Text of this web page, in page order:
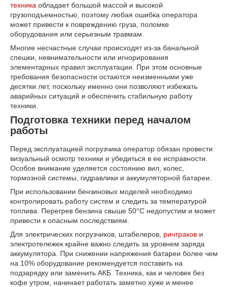
техника обладает большой массой и высокой
грузоподъемностью, поэтому любая ошибка оператора
может привести к повреждению груза, поломке
оборудования или серьезным травмам.
Многие несчастные случаи происходят из-за банальной
спешки, невнимательности или игнорирования
элементарных правил эксплуатации. При этом основные
требования безопасности остаются неизменными уже
десятки лет, поскольку именно они позволяют избежать
аварийных ситуаций и обеспечить стабильную работу
техники.
Подготовка техники перед началом
работы
Перед эксплуатацией погрузчика оператор обязан провести
визуальный осмотр техники и убедиться в ее исправности.
Особое внимание уделяется состоянию вил, колес,
тормозной системы, гидравлики и аккумуляторной батареи.
При использовании бензиновых моделей необходимо
контролировать работу систем и следить за температурой
топлива. Перегрев бензина свыше 50°C недопустим и может
привести к опасным последствиям.
Для электрических погрузчиков, штабелеров, ричтраков и
электротележек крайне важно следить за уровнем заряда
аккумулятора. При снижении напряжения батареи более чем
на 10% оборудование рекомендуется поставить на
подзарядку или заменить АКБ. Техника, как и человек без
кофе утром, начинает работать заметно хуже и менее